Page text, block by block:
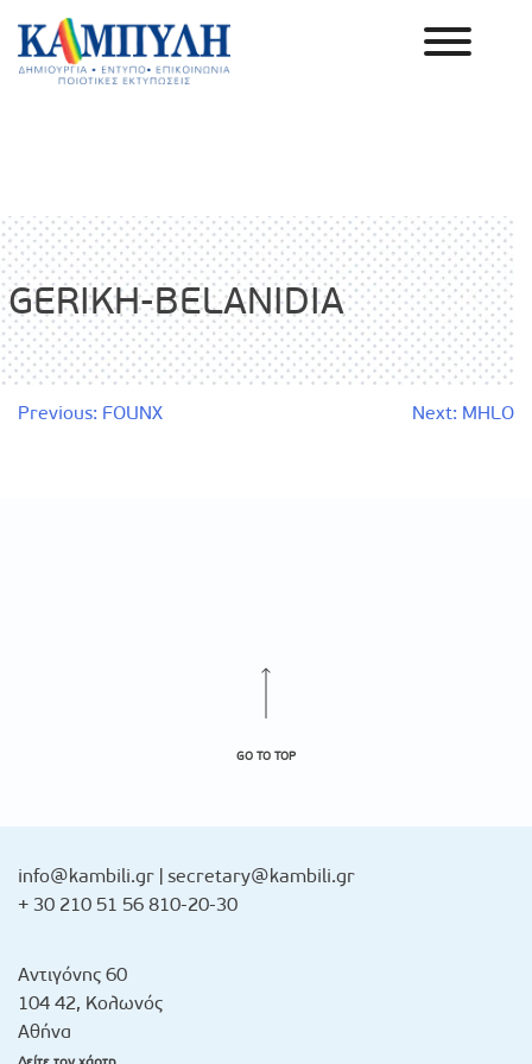
Skip
content
GERIKH-BELANIDIA
Πλοήγηση
Previous: FOUNX Next: MHLO
GO TO TOP
info@kambili.gr secretary@kambili.gr
+ 30 210 51 56 810-20-30
Αντιγόνης 60
104 42, Κολωνός
Αθήνα